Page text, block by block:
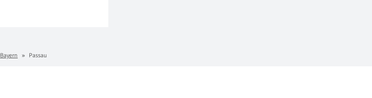
Bayern Passau